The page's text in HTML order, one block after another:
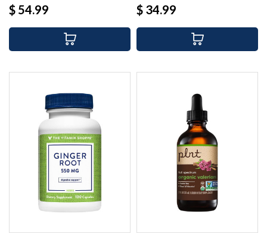
Precio
$ 54.99 Precio
$ 34.99